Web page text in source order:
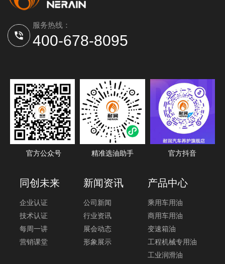
服务热线：
400-678-8095
官方公众号 精准选油助手 官方抖音
同创未来
企业认证
技术认证
每周一讲
营销课堂
新闻资讯
公司新闻
行业资讯
展会动态
形象展示
产品中心
乘用车用油
商用车用油
变速箱油
工程机械专用油
工业润滑油